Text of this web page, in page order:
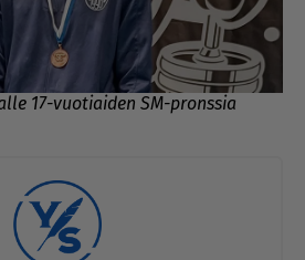
17-vuotiaiden SM-pronssia